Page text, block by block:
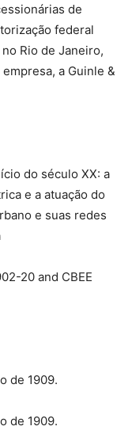
de
federal
Rio de Janeiro,
a Guinle &
do século XX: a
e a atuação do
e suas redes
20 and CBEE
de 1909.
de 1909.